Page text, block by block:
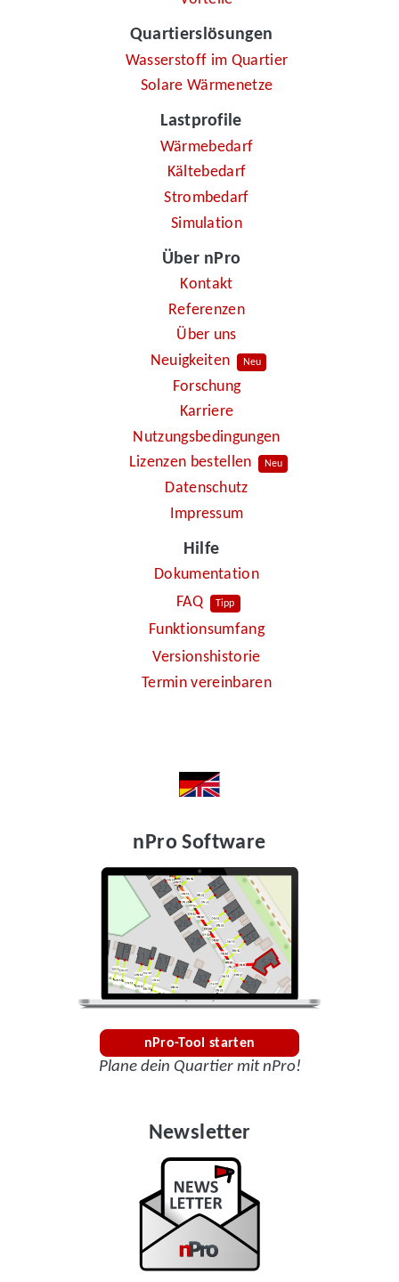
Quartierslösungen
Wasserstoff im Quartier
Solare Wärmenetze
Lastprofile
Wärmebedarf
Kältebedarf
Strombedarf
Simulation
Über nPro
Kontakt
Referenzen
Über uns
Neuigkeiten
Neu
Forschung
Karriere
Nutzungsbedingungen
Lizenzen bestellen
Neu
Datenschutz
Impressum
Hilfe
Dokumentation
FAQ
Tipp
Funktionsumfang
Versionshistorie
Termin vereinbaren
nPro Software
nPro-Tool starten
Plane dein Quartier mit nPro!
Newsletter